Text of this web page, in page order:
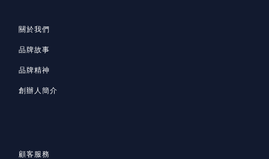
關於我們
品牌故事
品牌精神
創辦人簡介
顧客服務